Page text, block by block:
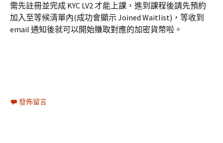
需先註冊並完成 KYC LV2 才能上課，進到課程後請先預約
加入至等候清單內(成功會顯示 Joined Waitlist)，等收到
email 通知後就可以開始賺取對應的加密貨幣啦。
發佈留言